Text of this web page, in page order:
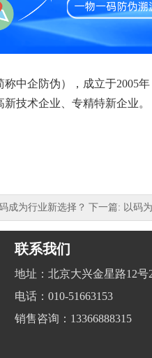
称中企防伪），成立于2005
技术企业、专精特新企业。
成为行业新选择？ 下一篇: 以码
联系我们
地址：北京大兴金星路12号
电话：010-51663153
销售咨询：13366888315